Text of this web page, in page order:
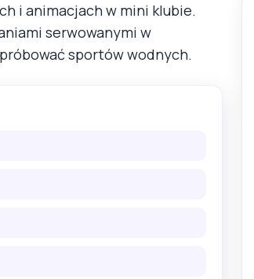
i animacjach w mini klubie.
serwowanymi w
sportów wodnych.